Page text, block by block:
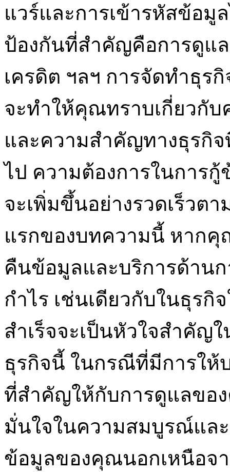
แวร์และการเข้ารหัสข้อมู
ป้องกันที่สำคัญคือการดูแ
เครดิต ฯลฯ การจัดทำธุร
จะทำให้คุณทราบเกี่ยวกั
และความสำคัญทางธุรกิ
ไป ความต้องการในการ
จะเพิ่มขึ้นอย่างรวดเร็วต
แรกของบทความนี้ หากคุ
คืนข้อมูลและบริการด้าน
กำไร เช่นเดียวกับในธุรกิ
สำเร็จจะเป็นหัวใจสำคัญ
ธุรกิจนี้ ในกรณีที่มีการให้
ที่สำคัญให้กับการดูแลขอ
มั่นใจในความสมบูรณ์แล
ข้อมูลของคุณนอกเหนือจ